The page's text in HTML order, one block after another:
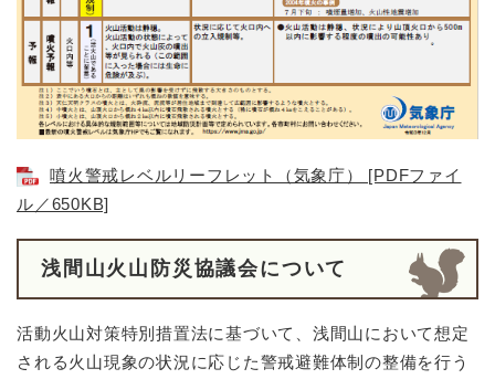
噴火警戒レベルリーフレット（気象庁） [PDFファイ
ル／650KB]
浅間山火山防災協議会について
活動火山対策特別措置法に基づいて、浅間山において想定
される火山現象の状況に応じた警戒避難体制の整備を行う